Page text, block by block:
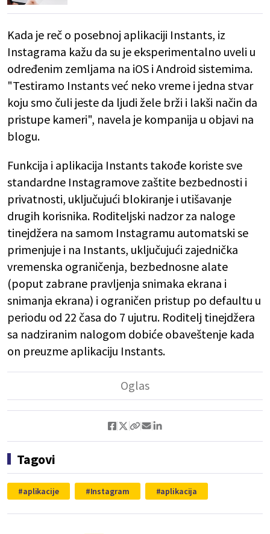
Kada je reč o posebnoj aplikaciji Instants, iz
Instagrama kažu da su je eksperimentalno uveli u
određenim zemljama na iOS i Android sistemima.
"Testiramo Instants već neko vreme i jedna stvar
koju smo čuli jeste da ljudi žele brži i lakši način da
pristupe kameri", navela je kompanija u objavi na
blogu.
Funkcija i aplikacija Instants takođe koriste sve
standardne Instagramove zaštite bezbednosti i
privatnosti, uključujući blokiranje i utišavanje
drugih korisnika. Roditeljski nadzor za naloge
tinejdžera na samom Instagramu automatski se
primenjuje i na Instants, uključujući zajednička
vremenska ograničenja, bezbednosne alate
(poput zabrane pravljenja snimaka ekrana i
snimanja ekrana) i ograničen pristup po defaultu u
periodu od 22 časa do 7 ujutru. Roditelj tinejdžera
sa nadziranim nalogom dobiće obaveštenje kada
on preuzme aplikaciju Instants.
Tagovi
aplikacije Instagram aplikacija